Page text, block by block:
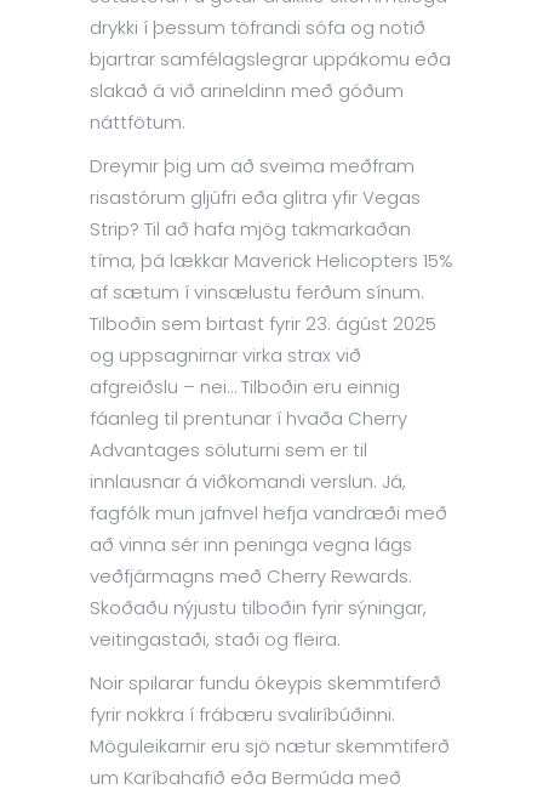
drykki í þessum töfrandi sófa og notið
bjartrar samfélagslegrar uppákomu eða
slakað á við arineldinn með góðum
náttfötum.
Dreymir þig um að sveima meðfram
risastórum gljúfri eða glitra yfir Vegas
Strip? Til að hafa mjög takmarkaðan
tíma, þá lækkar Maverick Helicopters 15%
af sætum í vinsælustu ferðum sínum.
Tilboðin sem birtast fyrir 23. ágúst 2025
og uppsagnirnar virka strax við
afgreiðslu – nei… Tilboðin eru einnig
fáanleg til prentunar í hvaða Cherry
Advantages söluturni sem er til
innlausnar á viðkomandi verslun. Já,
fagfólk mun jafnvel hefja vandræði með
að vinna sér inn peninga vegna lágs
veðfjármagns með Cherry Rewards.
Skoðaðu nýjustu tilboðin fyrir sýningar,
veitingastaði, staði og fleira.
Noir spilarar fundu ókeypis skemmtiferð
fyrir nokkra í frábæru svaliríbúðinni.
Möguleikarnir eru sjö nætur skemmtiferð
um Karíbahafið eða Bermúda með